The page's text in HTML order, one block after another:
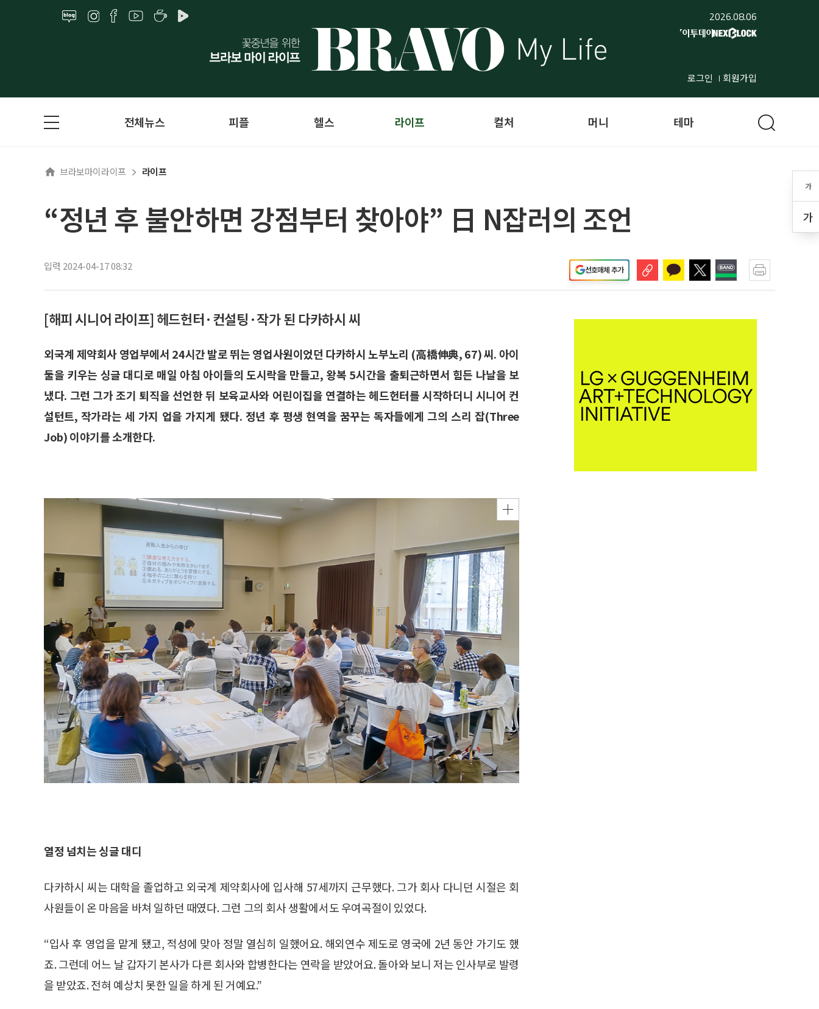
2026.08.06
로그인 회원가입
가
가
전체뉴스 피플 헬스 라이프 컬처 머니 테마
브라보마이라이프 라이프
“정년 후 불안하면 강점부터 찾아야” 日 N잡러의 조언
입력 2024-04-17 08:32 선호매체 추가
[해피 시니어 라이프] 헤드헌터·컨설팅·작가 된 다카하시 씨
외국계 제약회사 영업부에서 24시간 발로 뛰는 영업사원이었던 다카하시 노부노리 (高橋伸典, 67) 씨. 아이
둘을 키우는 싱글 대디로 매일 아침 아이들의 도시락을 만들고, 왕복 5시간을 출퇴근하면서 힘든 나날을 보
냈다. 그런 그가 조기 퇴직을 선언한 뒤 보육교사와 어린이집을 연결하는 헤드헌터를 시작하더니 시니어 컨
설턴트, 작가라는 세 가지 업을 가지게 됐다. 정년 후 평생 현역을 꿈꾸는 독자들에게 그의 스리 잡(Three
Job) 이야기를 소개한다.
열정 넘치는 싱글 대디
다카하시 씨는 대학을 졸업하고 외국계 제약회사에 입사해 57세까지 근무했다. 그가 회사 다니던 시절은 회
사원들이 온 마음을 바쳐 일하던 때였다. 그런 그의 회사 생활에서도 우여곡절이 있었다.
“입사 후 영업을 맡게 됐고, 적성에 맞아 정말 열심히 일했어요. 해외연수 제도로 영국에 2년 동안 가기도 했
죠. 그런데 어느 날 갑자기 본사가 다른 회사와 합병한다는 연락을 받았어요. 돌아와 보니 저는 인사부로 발령
을 받았죠. 전혀 예상치 못한 일을 하게 된 거예요.”